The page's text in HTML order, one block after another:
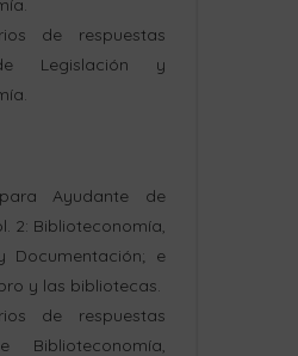
de respuestas
Legislación y
Ayudante de
2: Biblioteconomía,
Documentación; e
y las bibliotecas.
de respuestas
Biblioteconomía,